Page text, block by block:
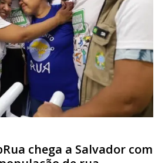
chega a Salvador com